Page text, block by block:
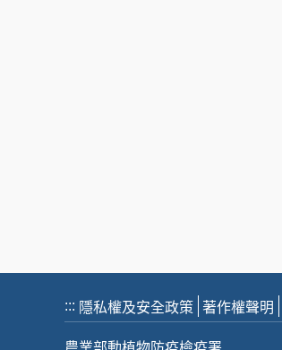
::: 隱私權及安全政策 著作權聲明